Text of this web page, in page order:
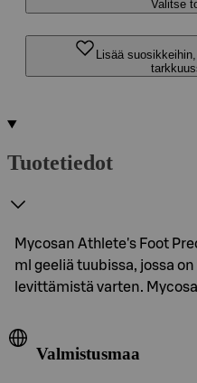
Valitse
Lisää
Tuotetiedot
Mycosan Athlete's Foot
ml geeliä tuubissa, jossa
levittämistä varten.
Valmistusmaa